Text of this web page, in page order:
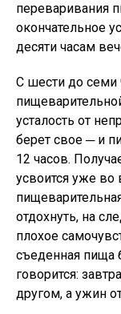
переваривания
окончательное
десяти часам
С шести до семи
усталость от
берет свое ─ и
12 часов.
усвоится уже во
отдохнуть, на
плохое
съеденная пища
говорится:
другом, а ужин